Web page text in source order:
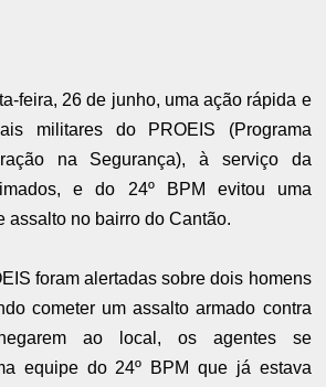
feira, 26 de junho, uma ação rápida e
militares do PROEIS (Programa
na Segurança), à serviço da
e do 24º BPM evitou uma
assalto no bairro do Cantão.
foram alertadas sobre dois homens
cometer um assalto armado contra
ao local, os agentes se
equipe do 24º BPM que já estava